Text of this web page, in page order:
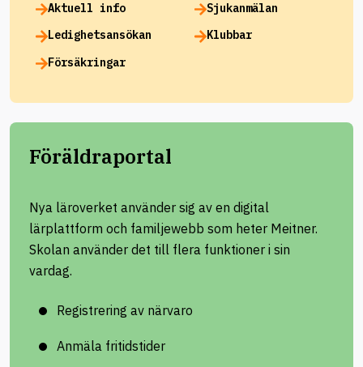
Aktuell info
Sjukanmälan
Ledighetsansökan
Klubbar
Försäkringar
Föräldraportal
Nya läroverket använder sig av en digital
lärplattform och familjewebb som heter Meitner.
Skolan använder det till flera funktioner i sin
vardag.
Registrering av närvaro
Anmäla fritidstider